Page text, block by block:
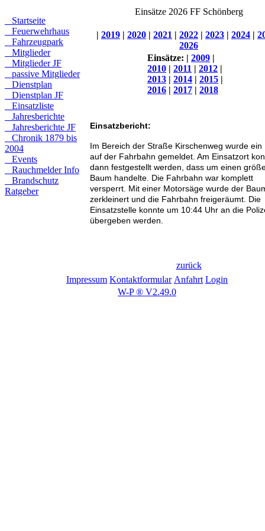
Startseite
Feuerwehrhaus
Fahrzeugpark
Mitglieder
Mitglieder JF
passive Mitglieder
Dienstplan
Dienstplan JF
Einsatzliste
Jahresberichte
Jahresberichte JF
Chronik 1879 bis
2004
Events
Rauchmelder Info
Brandschutz
Ratgeber
Einsätze 2026 FF Schönberg
| 2019 | 2020 | 2021 | 2022 | 2023 | 2024 |
2026
Einsätze: | 2009 |
2010 | 2011 | 2012 |
2013 | 2014 | 2015 |
2016 | 2017 | 2018
Einsatzbericht:
Im Bereich der Straße Kirschenweg wurde ein
auf der Fahrbahn gemeldet. Am Einsatzort
dann festgestellt werden, dass um einen
Baum handelte. Die Fahrbahn war komplett
versperrt. Mit einer Motorsäge wurde der
zerkleinert und die Fahrbahn freigeräumt. Die
Einsatzstelle konnte um 10:44 Uhr an die
übergeben werden.
zurück
Impressum Kontaktformular Anfahrt Login
W-P ® V2.49.0